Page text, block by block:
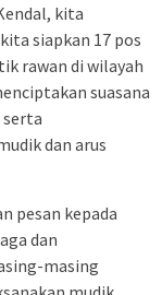
kita
siapkan 17 pos
rawan di wilayah
suasana
serta
dan arus
pesan kepada
dan
masing